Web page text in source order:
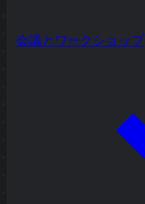
会議とワークショップ